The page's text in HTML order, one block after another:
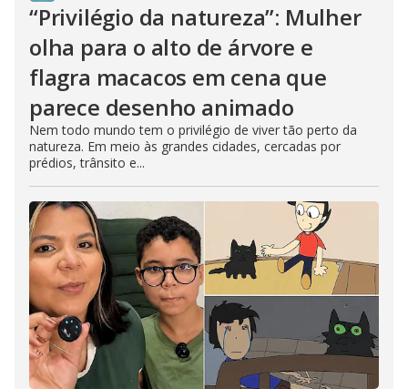
“Privilégio da natureza”: Mulher
olha para o alto de árvore e
flagra macacos em cena que
parece desenho animado
Nem todo mundo tem o privilégio de viver tão perto da
natureza. Em meio às grandes cidades, cercadas por
prédios, trânsito e...